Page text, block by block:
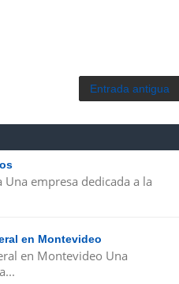
Entrada antigua
empresa dedicada a la
en Montevideo
en Montevideo Una